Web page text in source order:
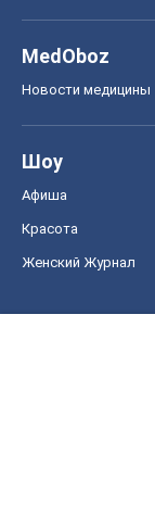
MedOboz
Новости медицины
Шоу
Афиша
Красота
Женский Журнал